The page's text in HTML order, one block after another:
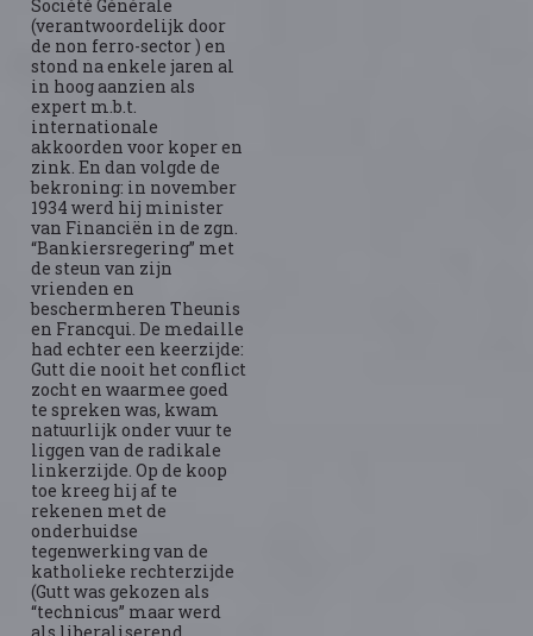
Société Générale
(verantwoordelijk door
de non ferro-sector ) en
stond na enkele jaren al
in hoog aanzien als
expert m.b.t.
internationale
akkoorden voor koper en
zink. En dan volgde de
bekroning: in november
1934 werd hij minister
van Financiën in de zgn.
“Bankiersregering” met
de steun van zijn
vrienden en
beschermheren Theunis
en Francqui. De medaille
had echter een keerzijde:
Gutt die nooit het conflict
zocht en waarmee goed
te spreken was, kwam
natuurlijk onder vuur te
liggen van de radikale
linkerzijde. Op de koop
toe kreeg hij af te
rekenen met de
onderhuidse
tegenwerking van de
katholieke rechterzijde
(Gutt was gekozen als
“technicus” maar werd